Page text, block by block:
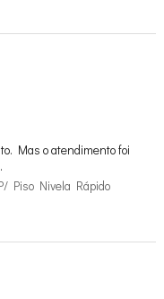
Mas o atendimento foi
Piso Nivela Rápido